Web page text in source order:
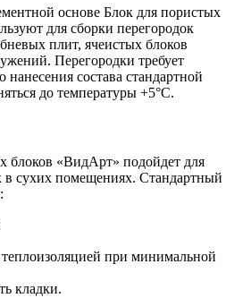
основе Блок для пористых
для сборки перегородок
плит, ячеистых блоков
Перегородки требует
состава стандартной
до температуры +5°С.
блоков «ВидАрт» подойдет для
в сухих помещениях. Стандартный
при минимальной
кладки.